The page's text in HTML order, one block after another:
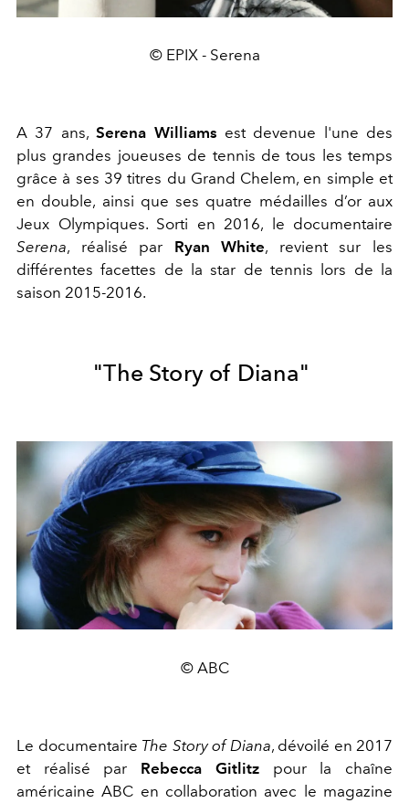
© EPIX - Serena
A 37 ans,Serena Williams est devenue l'une des
plus grandes joueuses de tennis de tous les temps
grâce à ses 39 titres du Grand Chelem, en simple et
en double, ainsi que ses quatre médailles d’or aux
Jeux Olympiques. Sorti en 2016, le documentaire
Serena, réalisé par Ryan White, revient sur les
différentes facettes de la star de tennis lors de la
saison 2015-2016.
"The Story of Diana"
© ABC
Le documentaire The Story of Diana, dévoilé en 2017
et réalisé par Rebecca Gitlitz pour la chaîne
américaine ABC en collaboration avec le magazine